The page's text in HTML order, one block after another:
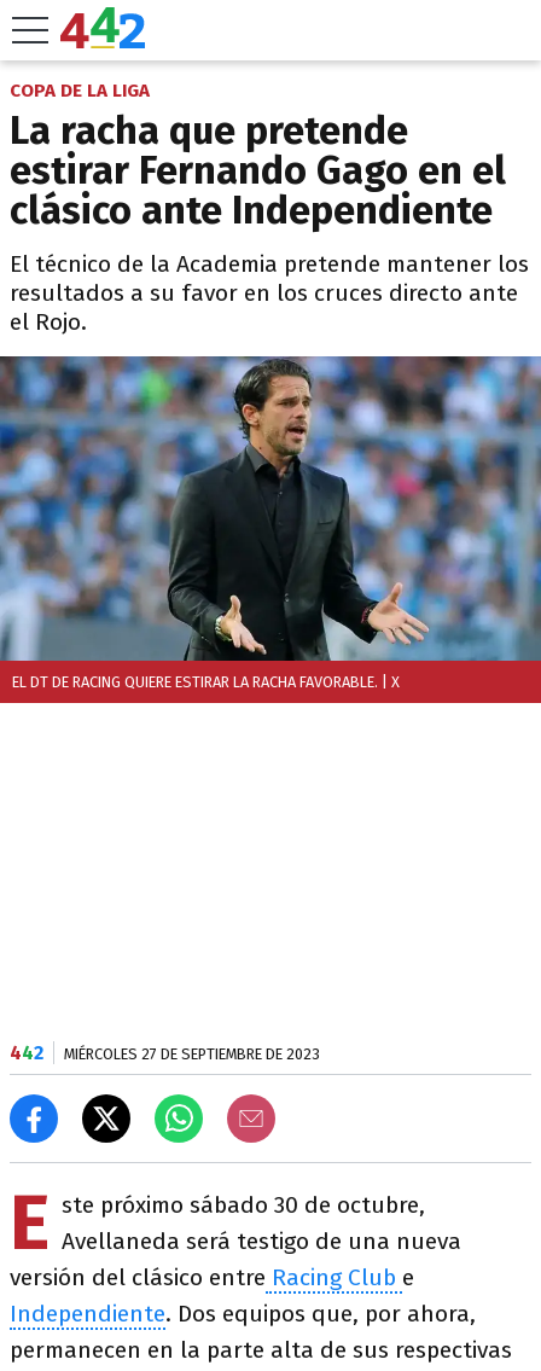
COPA DE LA LIGA
La racha que pretende
estirar Fernando Gago en el
clásico ante Independiente
El técnico de la Academia pretende mantener los
resultados a su favor en los cruces directo ante
el Rojo.
EL DT DE RACING QUIERE ESTIRAR LA RACHA FAVORABLE. | X
442 MIÉRCOLES 27 DE SEPTIEMBRE DE 2023
E ste próximo sábado 30 de octubre,
Avellaneda será testigo de una nueva
versión del clásico entre Racing Club e
Independiente. Dos equipos que, por ahora,
permanecen en la parte alta de sus respectivas